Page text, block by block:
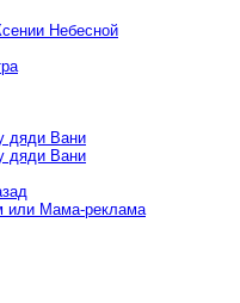
Небесной
дяди Вани
дяди Вани
или Мама-реклама